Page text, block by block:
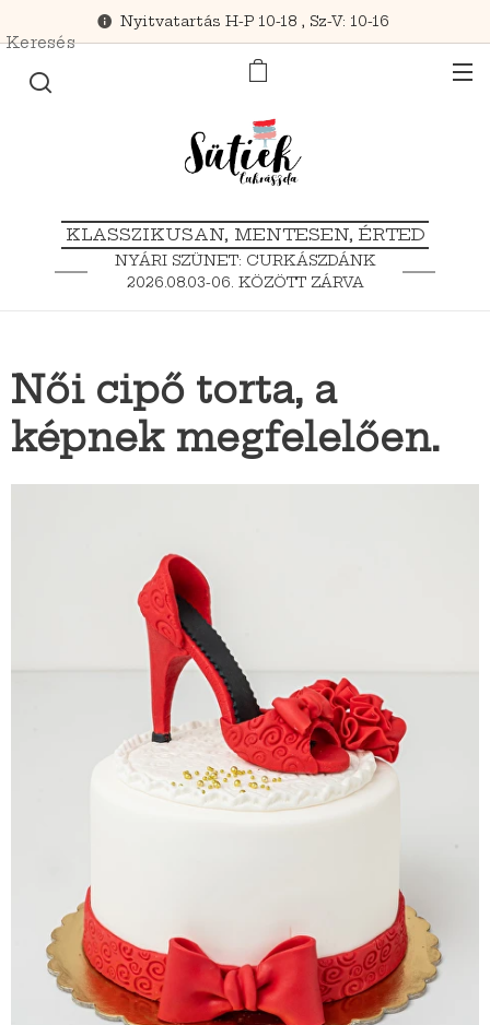
Nyitvatartás H-P 10-18 , Sz-V: 10-16
KLASSZIKUSAN, MENTESEN, ÉRTED
NYÁRI SZÜNET: CURKÁSZDÁNK
2026.08.03-06. KÖZÖTT ZÁRVA
Keresés
Női cipő torta, a
képnek megfelelően.